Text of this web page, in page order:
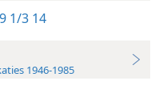
1/3 14
1946-1985